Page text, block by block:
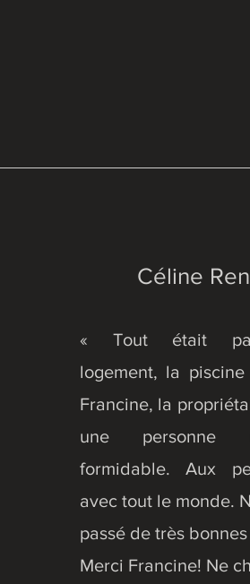
Céline
« Tout était
logement, la
Francine, la
une
formidable. Aux
avec tout le monde.
passé de très
Merci Francine! Ne